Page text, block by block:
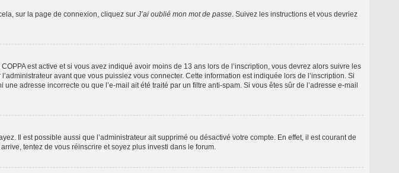
sur la page de connexion, cliquez sur J’ai oublié mon mot de passe. Suivez les instructions et vous devriez
est active et si vous avez indiqué avoir moins de 13 ans lors de l’inscription, vous devrez alors suivre les
avant que vous puissiez vous connecter. Cette information est indiquée lors de l’inscription. Si
adresse incorrecte ou que l’e-mail ait été traité par un filtre anti-spam. Si vous êtes sûr de l’adresse e-mail
Il est possible aussi que l’administrateur ait supprimé ou désactivé votre compte. En effet, il est courant de
tentez de vous réinscrire et soyez plus investi dans le forum.